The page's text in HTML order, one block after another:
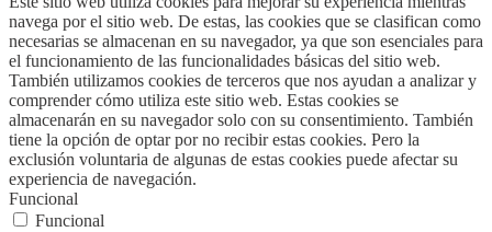
navega por el sitio web. De estas, las cookies que se clasifican como
necesarias se almacenan en su navegador, ya que son esenciales para
el funcionamiento de las funcionalidades básicas del sitio web.
También utilizamos cookies de terceros que nos ayudan a analizar y
comprender cómo utiliza este sitio web. Estas cookies se
almacenarán en su navegador solo con su consentimiento. También
tiene la opción de optar por no recibir estas cookies. Pero la
exclusión voluntaria de algunas de estas cookies puede afectar su
experiencia de navegación.
Funcional
Funcional